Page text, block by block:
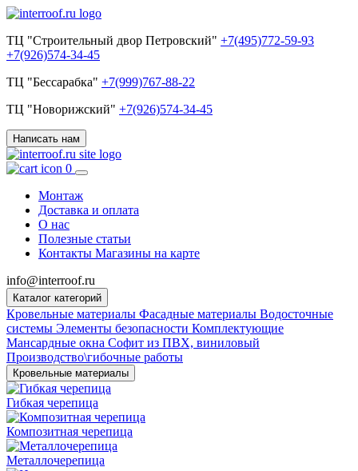
ТЦ "Строительный двор Петровский" +7(495)772-59-93
+7(926)574-34-45
ТЦ "Бессарабка" +7(999)767-88-22
ТЦ "Новорижский" +7(926)574-34-45
Написать нам
0
Монтаж
Доставка и оплата
О нас
Полезные статьи
Контакты Магазины на карте
info@interroof.ru
Каталог категорий
Кровельные материалы Фасадные материалы Водосточные
системы Элементы безопасности Комплектующие
Мансардные окна Софит из ПВХ, виниловый
Производство\гибочные работы
Кровельные материалы
Гибкая черепица
Композитная черепица
Металлочерепица